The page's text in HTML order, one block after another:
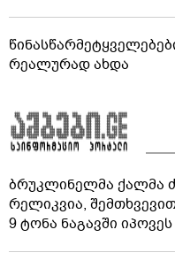
რეალურად ახდა
ბრუკლინელმა ქალმა
რელიკვია,
9 ტონა ნაგავში იპოვეს